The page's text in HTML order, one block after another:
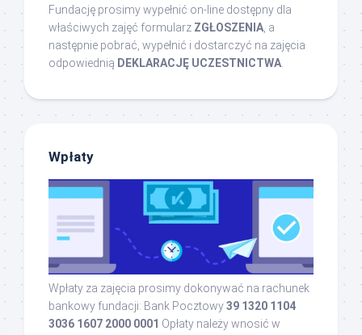
Fundację prosimy wypełnić on-line dostępny dla
właściwych zajęć formularz ZGŁOSZENIA, a
następnie pobrać, wypełnić i dostarczyć na zajęcia
odpowiednią DEKLARACJĘ UCZESTNICTWA.
Wpłaty
Wpłaty za zajęcia prosimy dokonywać na rachunek
bankowy fundacji: Bank Pocztowy39 1320 1104
3036 1607 2000 0001 Opłaty należy wnosić w